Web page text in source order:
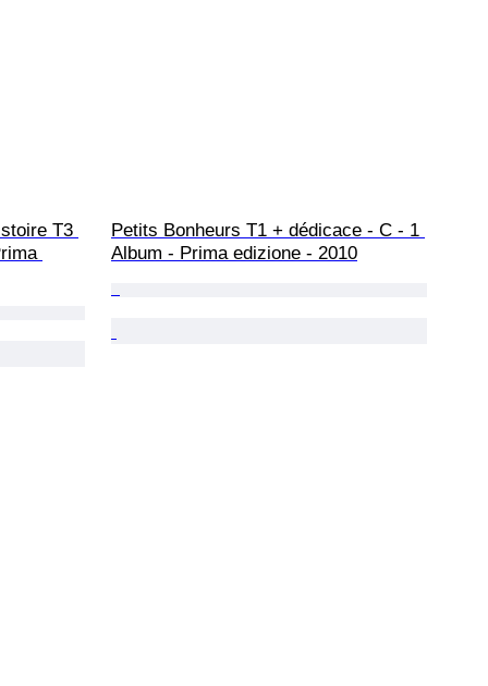
T3
Petits Bonheurs T1 + dédicace - C - 1
Album - Prima edizione - 2010